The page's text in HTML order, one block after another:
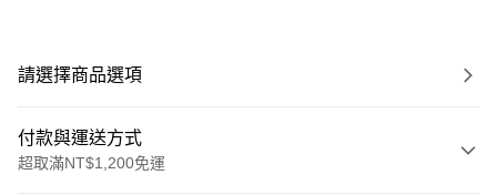
請選擇商品選項
付款與運送方式
超取滿NT$1,200免運